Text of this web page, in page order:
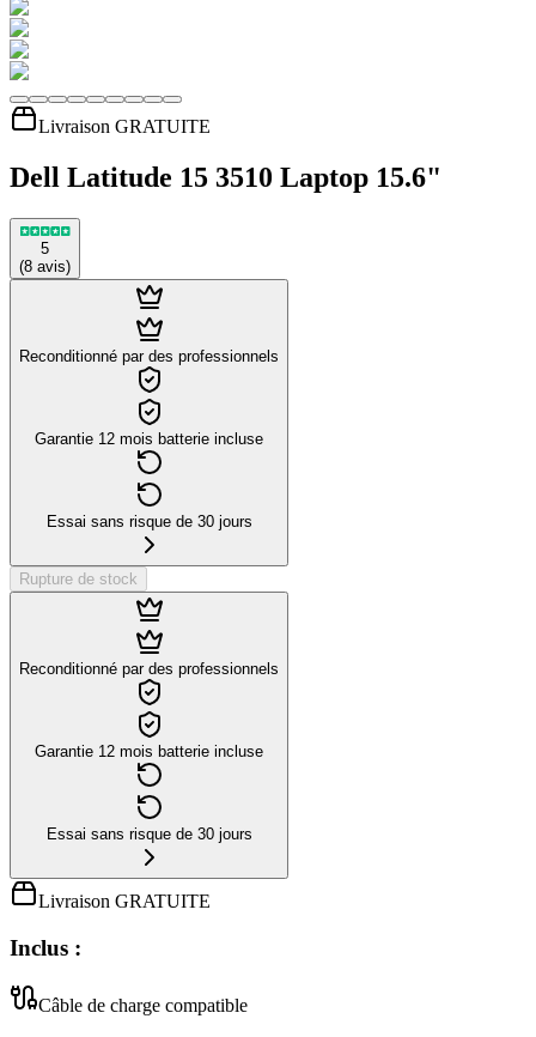
Livraison GRATUITE
Dell Latitude 15 3510 Laptop 15.6"
5
(8 avis)
Reconditionné par des professionnels
Garantie 12 mois batterie incluse
Essai sans risque de 30 jours
Rupture de stock
Reconditionné par des professionnels
Garantie 12 mois batterie incluse
Essai sans risque de 30 jours
Livraison GRATUITE
Inclus :
Câble de charge compatible